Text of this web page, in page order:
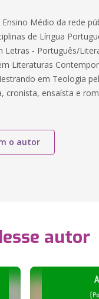
Médio da rede
de Língua
Letras - Português/
Literaturas
em Teologia
cronista, ensaísta e
o autor
autor